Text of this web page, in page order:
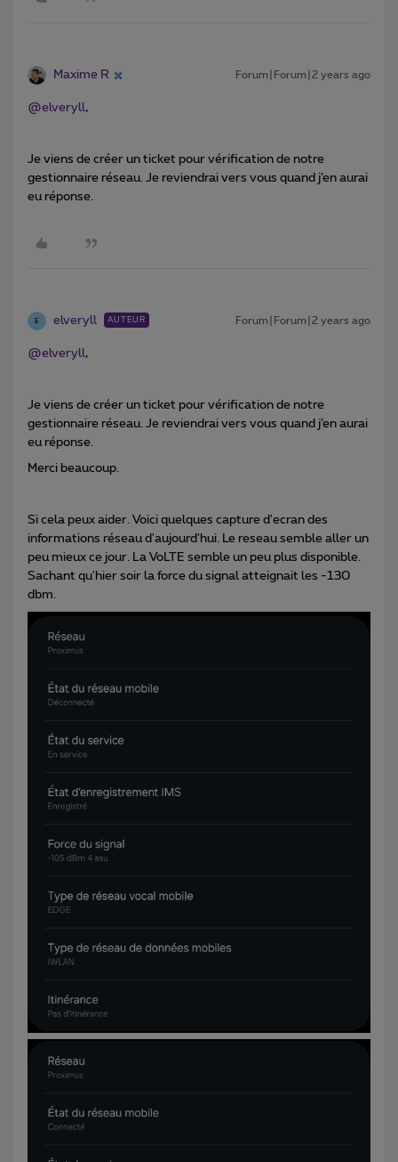
Maxime R Forum|Forum|2 years ago
@elveryll,
Je viens de créer un ticket pour vérification de notre
gestionnaire réseau. Je reviendrai vers vous quand j’en aurai
eu réponse.
E elveryll AUTEUR Forum|Forum|2 years ago
@elveryll,
Je viens de créer un ticket pour vérification de notre
gestionnaire réseau. Je reviendrai vers vous quand j’en aurai
eu réponse.
Merci beaucoup.
Si cela peux aider. Voici quelques capture d'ecran des
informations réseau d'aujourd'hui. Le reseau semble aller un
peu mieux ce jour. La VoLTE semble un peu plus disponible.
Sachant qu'hier soir la force du signal atteignait les -130
dbm.